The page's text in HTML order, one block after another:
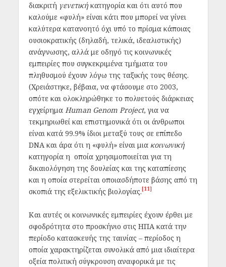
διακριτή γενετική κατηγορία και ότι αυτό που
καλούμε «φυλή» είναι κάτι που μπορεί να γίνει
καλύτερα κατανοητό όχι υπό το πρίσμα κάποιας
ουσιοκρατικής (δηλαδή, τελικά, ιδεαλιστικής)
ανάγνωσης, αλλά με οδηγό τις κοινωνικές
εμπειρίες που συγκεκριμένα τμήματα του
πληθυσμού έχουν λόγω της ταξικής τους θέσης.
(Χρειάστηκε, βέβαια, να φτάσουμε στο 2003,
οπότε και ολοκληρώθηκε το πολυετούς διάρκειας
εγχείρημα Human Genom Project, για να
τεκμηριωθεί και επιστημονικά ότι οι άνθρωποι
είναι κατά 99.9% ίδιοι μεταξύ τους σε επίπεδο
DNA και άρα ότι η «φυλή» είναι μια κοινωνική
κατηγορία η οποία χρησιμοποιείται για τη
δικαιολόγηση της δουλείας και της καταπίεσης
και η οποία στερείται οποιασδήποτε βάσης από τη
σκοπιά της εξελικτικής βιολογίας.[11]
Και αυτές οι κοινωνικές εμπειρίες έχουν έρθει με
σφοδρότητα στο προσκήνιο στις ΗΠΑ κατά την
περίοδο κατασκευής της ταινίας – περίοδος η
οποία χαρακτηρίζεται συνολικά από μια ιδιαίτερα
οξεία πολιτική σύγκρουση αναφορικά με τις